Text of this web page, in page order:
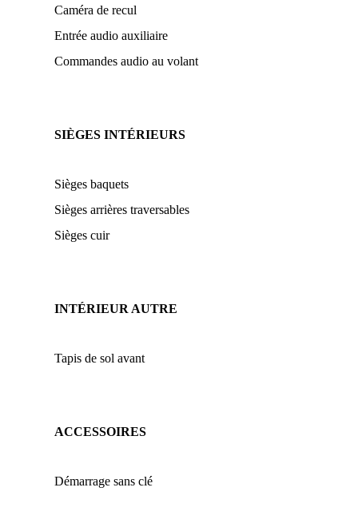
Caméra de recul
Entrée audio auxiliaire
Commandes audio au volant
SIÈGES INTÉRIEURS
Sièges baquets
Sièges arrières traversables
Sièges cuir
INTÉRIEUR AUTRE
Tapis de sol avant
ACCESSOIRES
Démarrage sans clé